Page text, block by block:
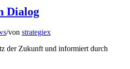
Dialog
/von strategiex
der Zukunft und informiert durch